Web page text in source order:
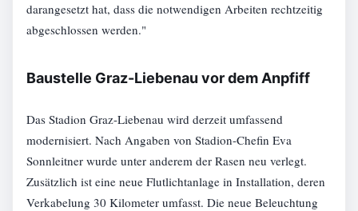
darangesetzt hat, dass die notwendigen Arbeiten rechtzeitig
abgeschlossen werden."
Baustelle Graz-Liebenau vor dem Anpfiff
Das Stadion Graz-Liebenau wird derzeit umfassend
modernisiert. Nach Angaben von Stadion-Chefin Eva
Sonnleitner wurde unter anderem der Rasen neu verlegt.
Zusätzlich ist eine neue Flutlichtanlage in Installation, deren
Verkabelung 30 Kilometer umfasst. Die neue Beleuchtung